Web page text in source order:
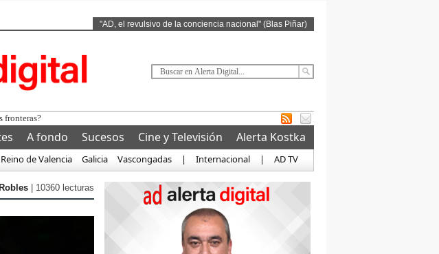
"AD, el revulsivo de la conciencia nacional" (Blas Piñar)
fronteras?
A fondo Sucesos Cine y Televisión
Alerta Kostka
Reino de Valencia Galicia Vascongadas | Internacional | AD TV
| 10360 lecturas